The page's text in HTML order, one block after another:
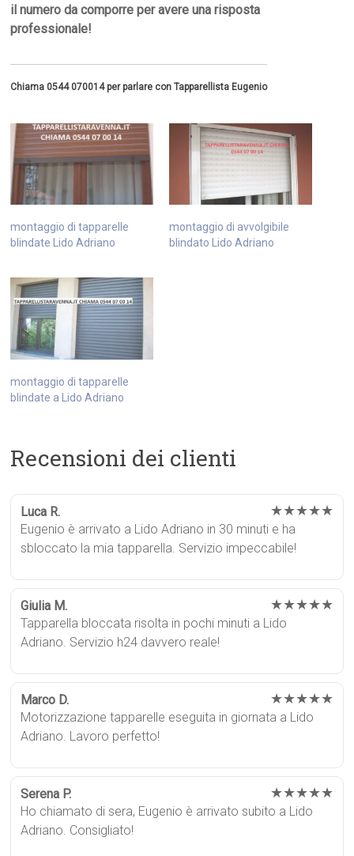
il numero da comporre per avere una risposta
professionale!
Chiama 0544 070014 per parlare con Tapparellista Eugenio
montaggio di tapparelle
blindate Lido Adriano
montaggio di avvolgibile
blindato Lido Adriano
montaggio di tapparelle
blindate a Lido Adriano
Recensioni dei clienti
Luca R. ★★★★★
Eugenio è arrivato a Lido Adriano in 30 minuti e ha
sbloccato la mia tapparella. Servizio impeccabile!
Giulia M. ★★★★★
Tapparella bloccata risolta in pochi minuti a Lido
Adriano. Servizio h24 davvero reale!
Marco D. ★★★★★
Motorizzazione tapparelle eseguita in giornata a Lido
Adriano. Lavoro perfetto!
Serena P. ★★★★★
Ho chiamato di sera, Eugenio è arrivato subito a Lido
Adriano. Consigliato!